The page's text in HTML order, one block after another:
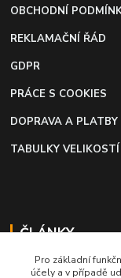
OBCHODNÍ
REKLAMAČNÍ ŘÁD
GDPR
PRÁCE S COOKIES
DOPRAVA A PLATBY
TABULKY VELIKOSTÍ
ČLÁNKY
Profi lepidlo na boty a
Pro základní
účely a v případě